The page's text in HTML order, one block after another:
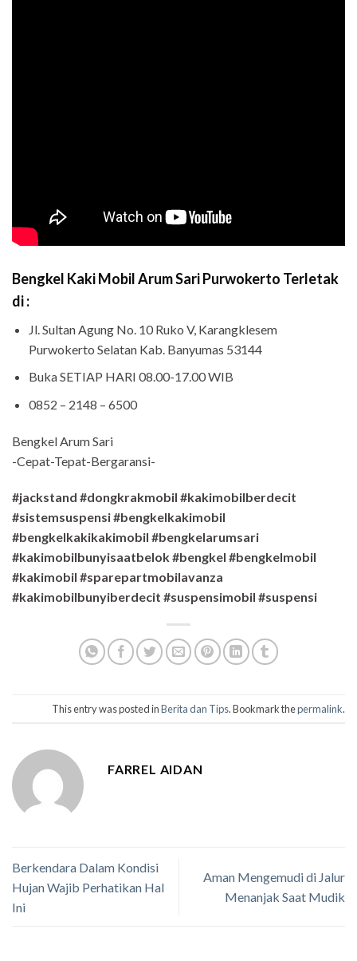
Bengkel Kaki Mobil Arum Sari Purwokerto Terletak
di :
Jl. Sultan Agung No. 10 Ruko V, Karangklesem
Purwokerto Selatan Kab. Banyumas 53144
Buka SETIAP HARI 08.00-17.00 WIB
0852 – 2148 – 6500
Bengkel Arum Sari
-Cepat-Tepat-Bergaransi-
#jackstand #dongkrakmobil #kakimobilberdecit
#sistemsuspensi #bengkelkakimobil
#bengkelkakikakimobil #bengkelarumsari
#kakimobilbunyisaatbelok #bengkel #bengkelmobil
#kakimobil #sparepartmobilavanza
#kakimobilbunyiberdecit #suspensimobil #suspensi
This entry was posted inBerita dan Tips. Bookmark thepermalink.
FARREL AIDAN
Berkendara Dalam Kondisi
Hujan Wajib Perhatikan Hal
Ini
Aman Mengemudi di Jalur
Menanjak Saat Mudik